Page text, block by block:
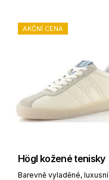
AKČNÍ CENA
Högl kožené tenisky
Barevně vyladěné, luxusní